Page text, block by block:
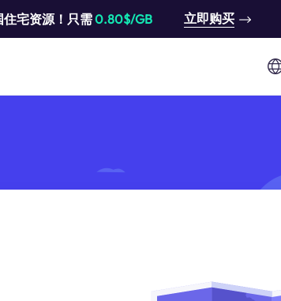
宅资源！只需0.80$/GB 立即购买